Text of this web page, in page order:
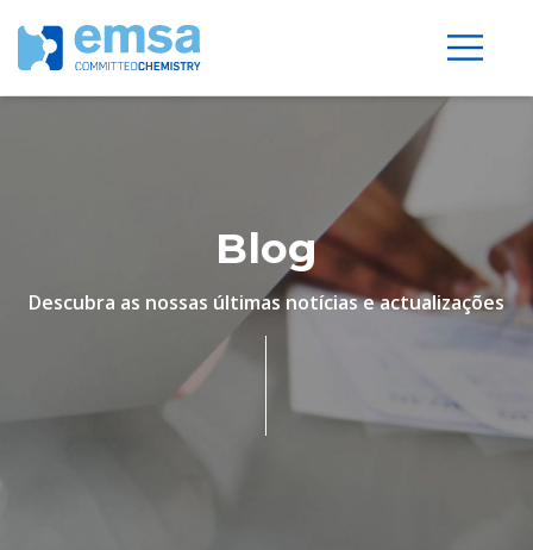
Blog
Descubra as nossas últimas notícias e actualizações